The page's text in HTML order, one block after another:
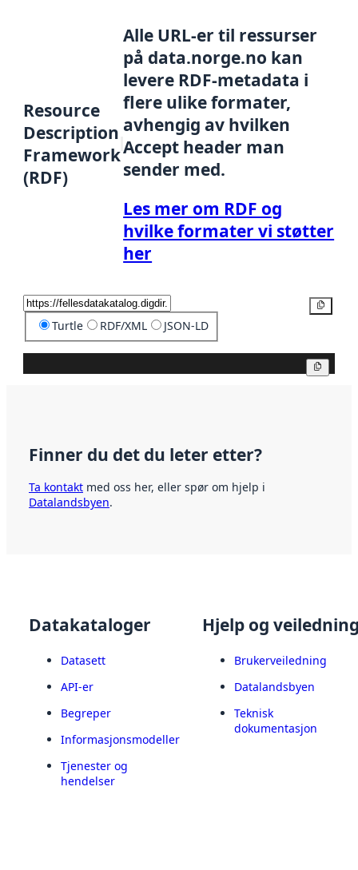
Resource
Description
Framework
(RDF)
Alle URL-er til ressurser
på data.norge.no kan
levere RDF-metadata i
flere ulike formater,
avhengig av hvilken
Accept header man
sender med.
Les mer om RDF og
hvilke formater vi støtter
her
Turtle RDF/XML JSON-LD
Finner du det du leter etter?
Ta kontakt med oss her, eller spør om hjelp i
Datalandsbyen.
Datakataloger
Datasett
API-er
Begreper
Informasjonsmodeller
Tjenester og
hendelser
Hjelp og
Brukerveiledning
Datalandsbyen
Teknisk
dokumentasjon